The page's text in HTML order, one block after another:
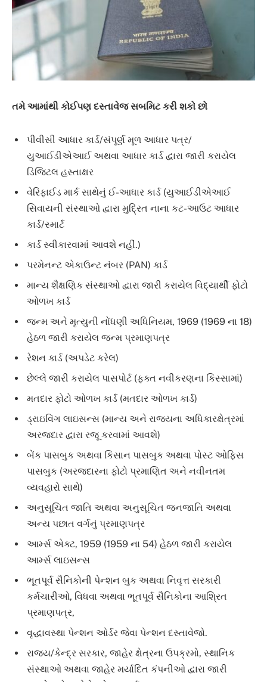
તમે આમાંથી કોઈપણ દસ્તાવેજ સબમિટ કરી શકો છો
પીવીસી આધાર કાર્ડ/સંપૂર્ણ મૂળ આધાર પત્ર/
યુઆઈડીએઆઈ અથવા આધાર કાર્ડ દ્વારા જારી કરાયેલ
ડિજિટલ હસ્તાક્ષર
વેરિફાઈડ માર્ક સાથેનું ઈ-આધાર કાર્ડ (યુઆઈડીએઆઈ
સિવાયની સંસ્થાઓ દ્વારા મુદ્રિત નાના કટ-આઉટ આધાર
કાર્ડ/સ્માર્ટ
કાર્ડ સ્વીકારવામાં આવશે નહીં.)
પરમેનન્ટ એકાઉન્ટ નંબર (PAN) કાર્ડ
માન્ય શૈક્ષણિક સંસ્થાઓ દ્વારા જારી કરાયેલ વિદ્યાર્થી ફોટો
ઓળખ કાર્ડ
જન્મ અને મૃત્યુની નોંધણી અધિનિયમ, 1969 (1969 ના 18)
હેઠળ જારી કરાયેલ જન્મ પ્રમાણપત્ર
રેશન કાર્ડ (અપડેટ કરેલ)
છેલ્લે જારી કરાયેલ પાસપોર્ટ (ફક્ત નવીકરણના કિસ્સામાં)
મતદાર ફોટો ઓળખ કાર્ડ (મતદાર ઓળખ કાર્ડ)
ડ્રાઇવિંગ લાઇસન્સ (માન્ય અને રાજ્યના અધિકારક્ષેત્રમાં
અરજદાર દ્વારા રજૂ કરવામાં આવશે)
બેંક પાસબુક અથવા કિસાન પાસબુક અથવા પોસ્ટ ઓફિસ
પાસબુક (અરજદારના ફોટો પ્રમાણિત અને નવીનતમ
વ્યવહારો સાથે)
અનુસૂચિત જાતિ અથવા અનુસૂચિત જનજાતિ અથવા
અન્ય પછાત વર્ગનું પ્રમાણપત્ર
આર્મ્સ એક્ટ, 1959 (1959 ના 54) હેઠળ જારી કરાયેલ
આર્મ્સ લાઇસન્સ
ભૂતપૂર્વ સૈનિકોની પેન્શન બુક અથવા નિવૃત્ત સરકારી
કર્મચારીઓ, વિધવા અથવા ભૂતપૂર્વ સૈનિકોના આશ્રિત
પ્રમાણપત્ર,
વૃદ્ધાવસ્થા પેન્શન ઓર્ડર જેવા પેન્શન દસ્તાવેજો.
રાજ્ય/કેન્દ્ર સરકાર, જાહેર ક્ષેત્રના ઉપક્રમો, સ્થાનિક
સંસ્થાઓ અથવા જાહેર મર્યાદિત કંપનીઓ દ્વારા જારી